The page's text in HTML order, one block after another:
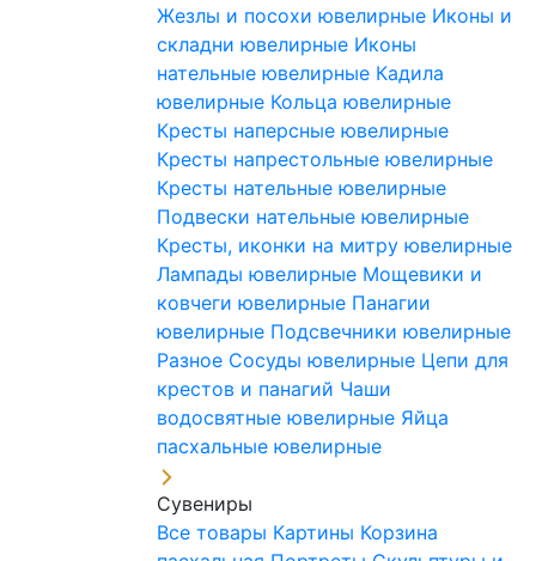
Жезлы и посохи ювелирные Иконы и
складни ювелирные Иконы
нательные ювелирные Кадила
ювелирные Кольца ювелирные
Кресты наперсные ювелирные
Кресты напрестольные ювелирные
Кресты нательные ювелирные
Подвески нательные ювелирные
Кресты, иконки на митру ювелирные
Лампады ювелирные Мощевики и
ковчеги ювелирные Панагии
ювелирные Подсвечники ювелирные
Разное Сосуды ювелирные Цепи для
крестов и панагий Чаши
водосвятные ювелирные Яйца
пасхальные ювелирные
Сувениры
Все товары Картины Корзина